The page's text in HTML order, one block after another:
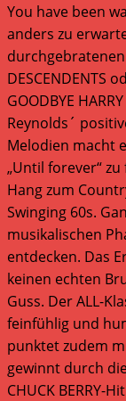
You have been
anders zu
DESCENDENTS
GOODBYE
Reynolds´
Melodien macht
„Until forever“
Hang zum
Swinging 60s.
musikalischen
entdecken. Das
keinen echten
Guss. Der ALL-
feinfühlig und
punktet zudem
gewinnt durch
CHUCK BERRY-